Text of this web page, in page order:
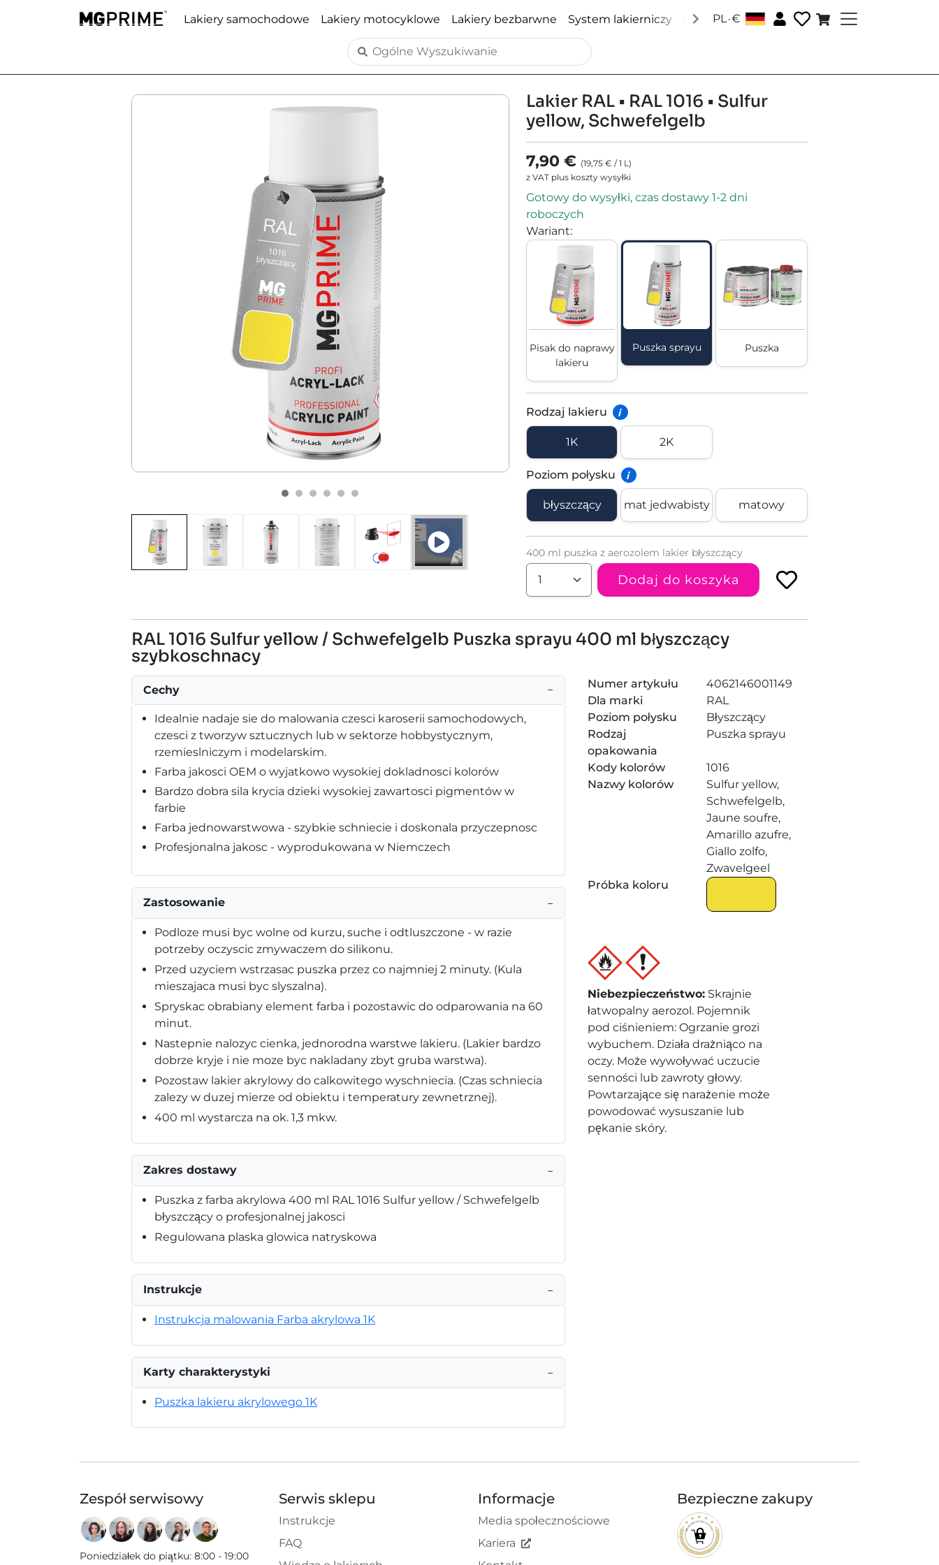
Lakiery samochodowe Lakiery motocyklowe Lakiery bezbarwne System lakierniczy Lakiery Pantone Lakiery RAL
PL.€
Lakier RAL • RAL 1016 • Sulfur
yellow, Schwefelgelb
7,90 € (19,75 € /1 L)
z VAT plus koszty wysyłki
Gotowy do wysyłki, czas dostawy 1-2 dni
roboczych
Wariant:
Pisak do naprawy
lakieru
Puszka sprayu Puszka
Rodzaj lakieru i
1K 2K
Poziom połysku i
błyszczący mat jedwabisty matowy
400 ml puszka z aerozolem lakier błyszczący
Dodaj do koszyka
RAL 1016 Sulfur yellow / Schwefelgelb Puszka sprayu 400 ml błyszczący
szybkoschnacy
Cechy −
Idealnie nadaje sie do malowania czesci karoserii samochodowych,
czesci z tworzyw sztucznych lub w sektorze hobbystycznym,
rzemieslniczym i modelarskim.
Farba jakosci OEM o wyjatkowo wysokiej dokladnosci kolorów
Bardzo dobra sila krycia dzieki wysokiej zawartosci pigmentów w
farbie
Farba jednowarstwowa - szybkie schniecie i doskonala przyczepnosc
Profesjonalna jakosc - wyprodukowana w Niemczech
Zastosowanie −
Podloze musi byc wolne od kurzu, suche i odtluszczone - w razie
potrzeby oczyscic zmywaczem do silikonu.
Przed uzyciem wstrzasac puszka przez co najmniej 2 minuty. (Kula
mieszajaca musi byc slyszalna).
Spryskac obrabiany element farba i pozostawic do odparowania na 60
minut.
Nastepnie nalozyc cienka, jednorodna warstwe lakieru. (Lakier bardzo
dobrze kryje i nie moze byc nakladany zbyt gruba warstwa).
Pozostaw lakier akrylowy do calkowitego wyschniecia. (Czas schniecia
zalezy w duzej mierze od obiektu i temperatury zewnetrznej).
400 ml wystarcza na ok. 1,3 mkw.
Zakres dostawy −
Puszka z farba akrylowa 400 ml RAL 1016 Sulfur yellow / Schwefelgelb
błyszczący o profesjonalnej jakosci
Regulowana plaska glowica natryskowa
Instrukcje −
Instrukcja malowania Farba akrylowa 1K
Karty charakterystyki −
Puszka lakieru akrylowego 1K
Numer artykułu
4062146001149
Dla marki
RAL
Poziom połysku
Błyszczący
Rodzaj
opakowania
Puszka sprayu
Kody kolorów
1016
Nazwy kolorów
Sulfur yellow,
Schwefelgelb,
Jaune soufre,
Amarillo azufre,
Giallo zolfo,
Zwavelgeel
Próbka koloru
Niebezpieczeństwo: Skrajnie
łatwopalny aerozol. Pojemnik
pod ciśnieniem: Ogrzanie grozi
wybuchem. Działa drażniąco na
oczy. Może wywoływać uczucie
senności lub zawroty głowy.
Powtarzające się narażenie może
powodować wysuszanie lub
pękanie skóry.
Zespół serwisowy
Poniedziałek do piątku: 8:00 - 19:00
Serwis sklepu
Instrukcje
FAQ
Informacje
Media społecznościowe
Kariera
Bezpieczne zakupy